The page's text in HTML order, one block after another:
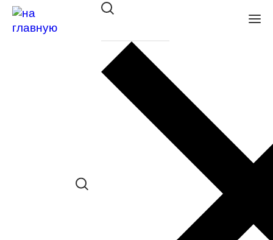
Оправа Megapolis 64 NERO
в наличии (Больше 5 шт.) *наличие
товара в конкретном салоне
необходимо уточнять отдельно
Сравнить товар